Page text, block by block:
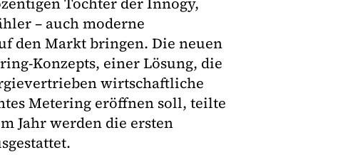
– auch moderne
den Markt bringen. Die neuen
Konzepts, einer Lösung, die
wirtschaftliche
Metering eröffnen soll, teilte
Jahr werden die ersten